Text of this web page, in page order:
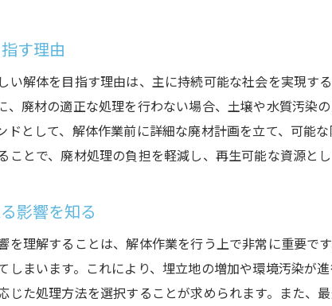
環境負荷を減らす解体
解体業者が実践するエ
持続可能な解体を支え
地域資源としての廃材
ゼロウェイスト解体へ
リサイクル可能な廃材
解体業界のグリーン革命
す理由
い解体を目指す理由は、主に持続可能な社会を実現す
、廃材の適正な処理を行わない場合、土壌や水質汚染
ドとして、解体作業前に詳細な廃材計画を立て、可能
ことで、廃材処理の負担を軽減し、再生可能な資源と
影響を知る
を理解することは、解体作業を行う上で非常に重要
しまいます。これにより、埋立地の増加や環境汚染が
じた処理方法を選択することが求められます。また、